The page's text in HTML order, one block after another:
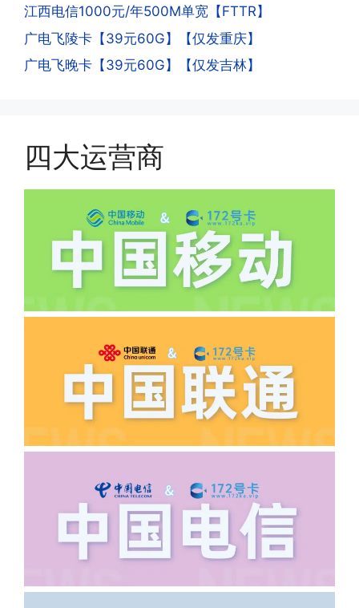
·4.实际扣费月租
答:
(1)首月扣费:电信是首月免费，联通是按
(2)如下几种情况是不返费的:返费前停
机、关机、注销、违章单停、未再专属渠
道首充的情况下都是不能正常返费的并且
逾期不可补返费。
·5.我的返费为什么还没有到?
加活动充值，其次是否状态是否一直保持
如以上都正常就联系平台客服单独查询。
·6.领卡时详细地址怎么写容易通过审核?
答:不要低于6个字。详细地址不要写带有
浦东新区北京路33号，这样的地址就会
导致订单失败，因为在系统审核看来你在
上海怎么又写了个北京，不知道你在哪
里，所以直接订单失败。
次认证是为了证明你本人在使用这张卡。
一般二次认证的流程是本人使用这张卡的
流量，通过运营商链接刷人脸，拍身份证
件，来证明是本人在使用。具体可以网上
江西电信1000元/年500M单宽【FTTR】
广电飞陵卡【39元60G】【仅发重庆】
广电飞晚卡【39元60G】【仅发吉林】
四大运营商